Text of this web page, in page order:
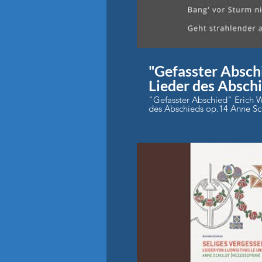
"Gefasster
Lieder des
"Gefasster Abschied" Erich
des Abschieds op.14 Anne
Staatsorchester